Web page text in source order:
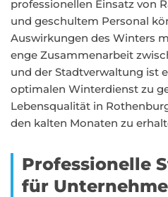
professionellen Einsatz von
und geschultem Personal
Auswirkungen des Winters
enge Zusammenarbeit
und der Stadtverwaltung ist
optimalen Winterdienst zu
Lebensqualität in
den kalten Monaten zu
Professionelle
für